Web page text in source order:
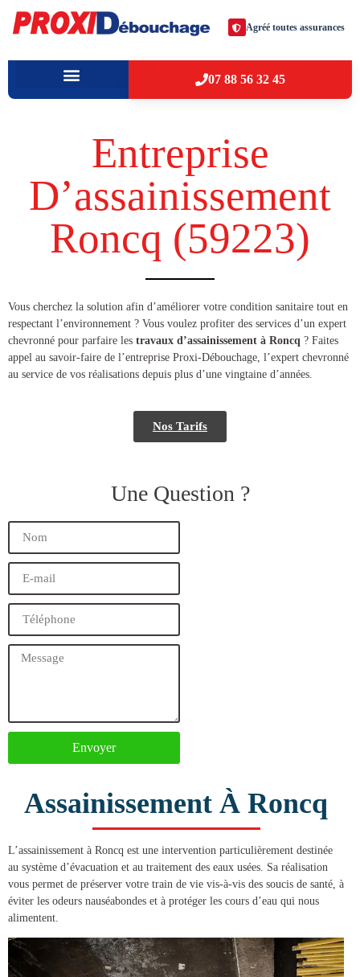
Agréé toutes assurances
07 88 56 32 45
Entreprise
D’assainissement
Roncq (59223​)
​​Vous cherchez la solution afin d’améliorer votre condition sanitaire tout en
respectant l’environnement ? Vous voulez profiter des services d’un expert
chevronné pour parfaire les travaux d’assainissement à Roncq ? Faites
appel au savoir-faire de l’entreprise Proxi-Débouchage, l’expert chevronné
au service de vos réalisations depuis plus d’une vingtaine d’années.
Nos Tarifs
Une Question ?
Envoyer
Assainissement À Roncq
L’assainissement à Roncq est une intervention particulièrement destinée
au système d’évacuation et au traitement des eaux usées. Sa réalisation
vous permet de préserver votre train de vie vis-à-vis des soucis de santé, à
éviter les odeurs nauséabondes et à protéger les cours d’eau qui nous
alimentent.